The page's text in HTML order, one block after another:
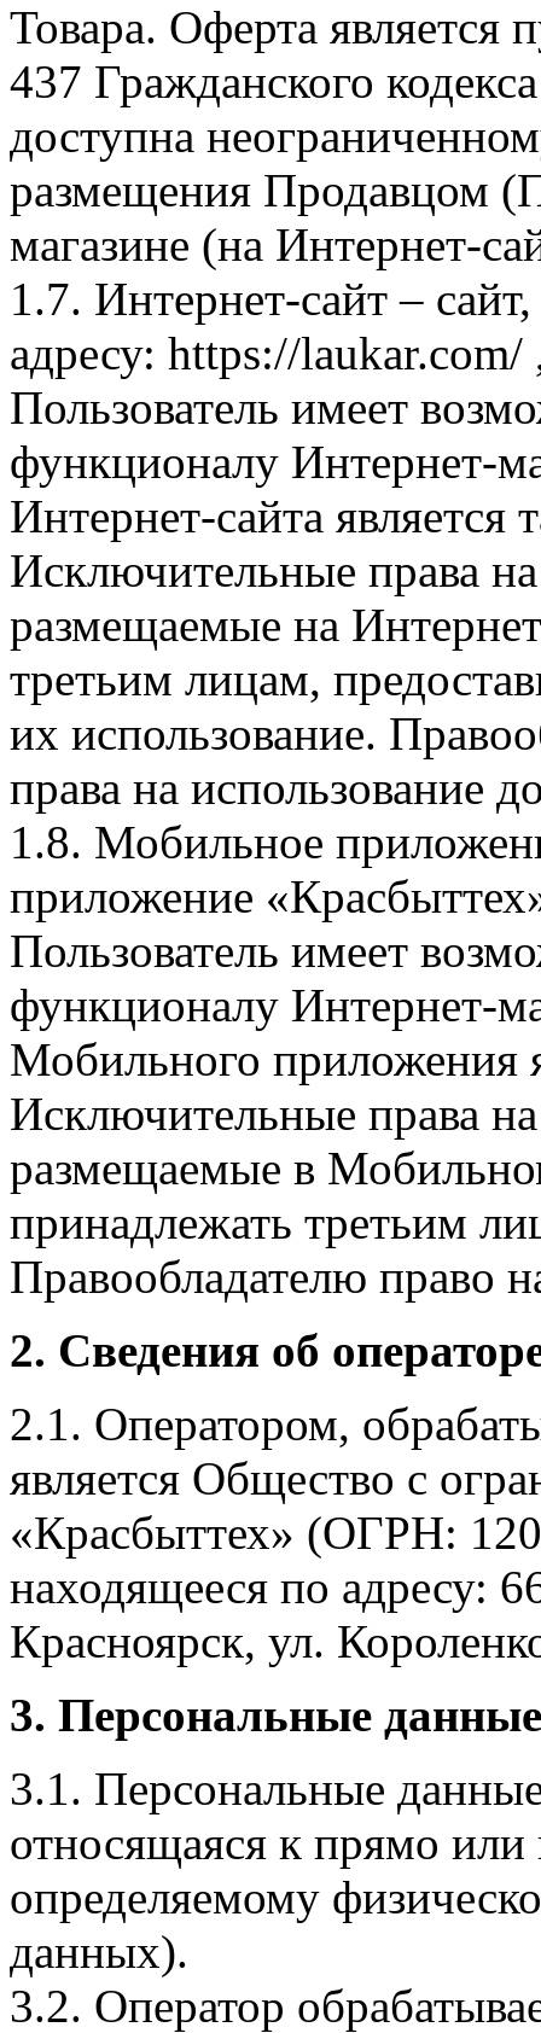
Товара. Оферта является
437 Гражданского
доступна
размещения Продавцом
магазине (на Интернет-
1.7. Интернет-сайт –
адресу: https://laukar.com/
Пользователь имеет
функционалу Интернет-
Интернет-сайта
Исключительные права
размещаемые на
третьим лицам,
их использование.
права на использование
1.8. Мобильное
приложение
Пользователь имеет
функционалу Интернет-
Мобильного приложения
Исключительные права
размещаемые в
принадлежать третьим
Правообладателю право
2. Сведения об
2.1. Оператором,
является Общество с
«Красбыттех» (ОГРН:
находящееся по адресу:
Красноярск, ул.
3. Персональные
3.1. Персональные
относящаяся к прямо
определяемому
данных).
3.2. Оператор